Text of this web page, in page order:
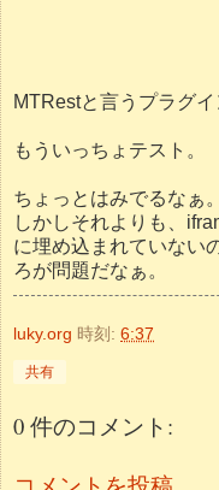
MTRestと言うプラグイ
もういっちょテスト。
ちょっとはみでるなぁ。
しかしそれよりも、
に埋め込まれていない
ろが問題だなぁ。
luky.org 時刻: 6:37
共有
0 件のコメント: